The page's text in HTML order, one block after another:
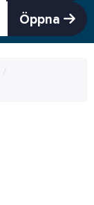
Öppna